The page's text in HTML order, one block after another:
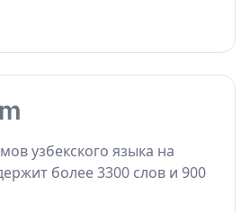
узбекского языка на
более 3300 слов и 900